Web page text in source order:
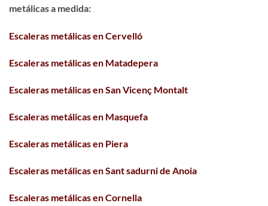
metálicas a medida:
Escaleras metálicas en Cervelló
Escaleras metálicas en Matadepera
Escaleras metálicas en San Vicenç Montalt
Escaleras metálicas en Masquefa
Escaleras metálicas en Piera
Escaleras metálicas en Sant sadurni de Anoia
Escaleras metálicas en Cornella